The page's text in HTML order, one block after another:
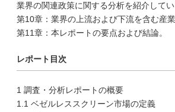
業界の関連政策に関する分析を紹介してい
第10章：業界の上流および下流を含む産
第11章：本レポートの要点および結論。
レポート目次
1 調査・分析レポートの概要
1.1 ベゼルレススクリーン市場の定義